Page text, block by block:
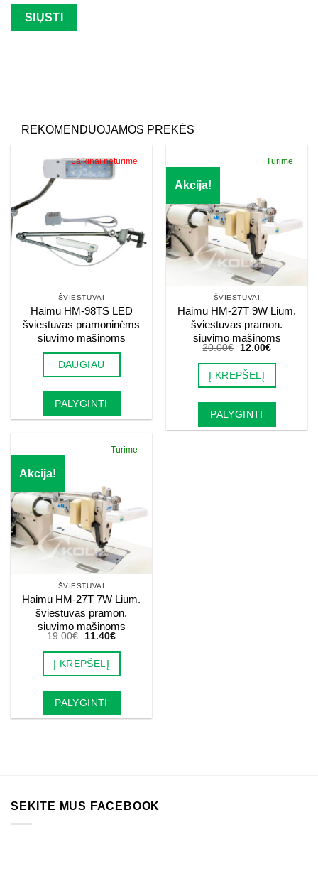
REKOMENDUOJAMOS PREKĖS
Laikinai neturime
ŠVIESTUVAI
Haimu HM-98TS LED
šviestuvas pramoninėms
siuvimo mašinoms
DAUGIAU
PALYGINTI
Akcija!
Turime
ŠVIESTUVAI
Haimu HM-27T 9W Lium.
šviestuvas pramon.
siuvimo mašinoms
20.00€
Original
was:
20.00€.
12.00€Current
is:
Į KREPŠELĮ
PALYGINTI
Akcija!
Turime
ŠVIESTUVAI
Haimu HM-27T 7W Lium.
šviestuvas pramon.
siuvimo mašinoms
19.00€
Original
was:
19.00€.
11.40€Current
is:
Į KREPŠELĮ
PALYGINTI
SEKITE MUS FACEBOOK